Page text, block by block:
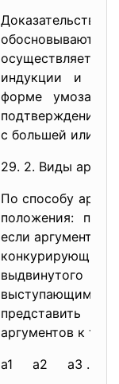
обосновывают
индукции и
форме
с большей или
29. 2. Виды
По способу
положения:
если аргументы
конкурирующим
выдвинутого
выступающими в
представить
аргументов к
а1 а2 а3 ...